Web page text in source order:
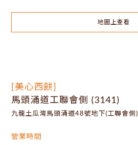
地圖上查看
[美心西餅]
馬頭涌道工聯會側 (3141)
九龍土瓜灣馬頭涌道48號地下(工聯會側)
營業時間